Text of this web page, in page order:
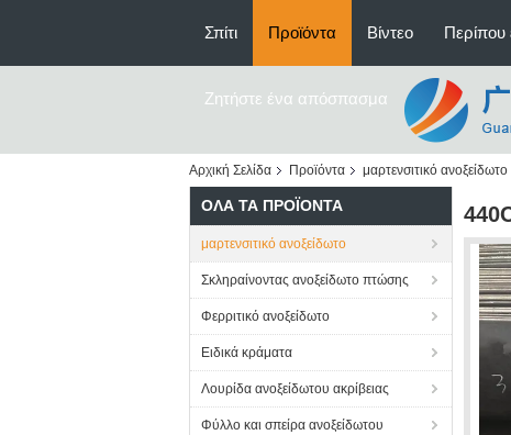
Σπίτι Προϊόντα Βίντεο Περίπου
Ζητήστε ένα απόσπασμα
Αρχική Σελίδα Προϊόντα μαρτενσιτικό ανοξείδωτο
ΌΛΑ ΤΑ ΠΡΟΪΌΝΤΑ
μαρτενσιτικό ανοξείδωτο
Σκληραίνοντας ανοξείδωτο πτώσης
Φερριτικό ανοξείδωτο
Ειδικά κράματα
Λουρίδα ανοξείδωτου ακρίβειας
Φύλλο και σπείρα ανοξείδωτου